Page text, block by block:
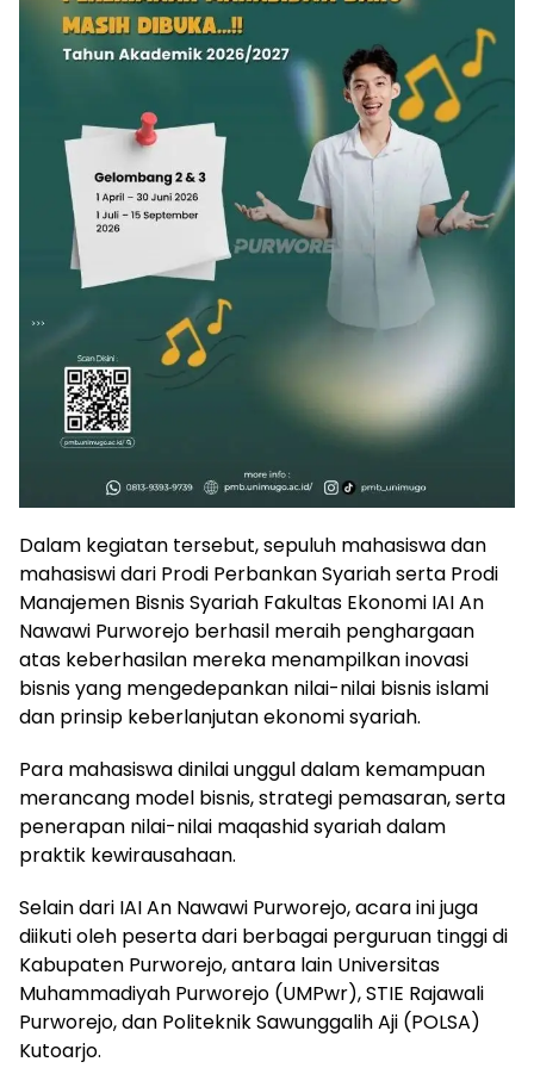
Dalam kegiatan tersebut, sepuluh mahasiswa dan
mahasiswi dari Prodi Perbankan Syariah serta Prodi
Manajemen Bisnis Syariah Fakultas Ekonomi IAI An
Nawawi Purworejo berhasil meraih penghargaan
atas keberhasilan mereka menampilkan inovasi
bisnis yang mengedepankan nilai-nilai bisnis islami
dan prinsip keberlanjutan ekonomi syariah.
Para mahasiswa dinilai unggul dalam kemampuan
merancang model bisnis, strategi pemasaran, serta
penerapan nilai-nilai maqashid syariah dalam
praktik kewirausahaan.
Selain dari IAI An Nawawi Purworejo, acara ini juga
diikuti oleh peserta dari berbagai perguruan tinggi di
Kabupaten Purworejo, antara lain Universitas
Muhammadiyah Purworejo (UMPwr), STIE Rajawali
Purworejo, dan Politeknik Sawunggalih Aji (POLSA)
Kutoarjo.